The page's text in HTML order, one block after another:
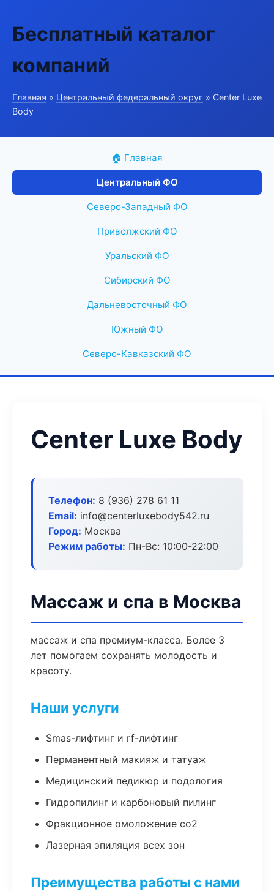
Бесплатный каталог
компаний
Главная » Центральный федеральный округ » Center Luxe
Body
🏠 Главная
Центральный ФО
Северо-Западный ФО
Приволжский ФО
Уральский ФО
Сибирский ФО
Дальневосточный ФО
Южный ФО
Северо-Кавказский ФО
Center Luxe Body
Телефон: 8 (936) 278 61 11
Email: info@centerluxebody542.ru
Город: Москва
Режим работы: Пн-Вс: 10:00-22:00
Массаж и спа в Москва
массаж и спа премиум-класса. Более 3
лет помогаем сохранять молодость и
красоту.
Наши услуги
Smas-лифтинг и rf-лифтинг
Перманентный макияж и татуаж
Медицинский педикюр и подология
Гидропилинг и карбоновый пилинг
Фракционное омоложение co2
Лазерная эпиляция всех зон
Преимущества работы с нами